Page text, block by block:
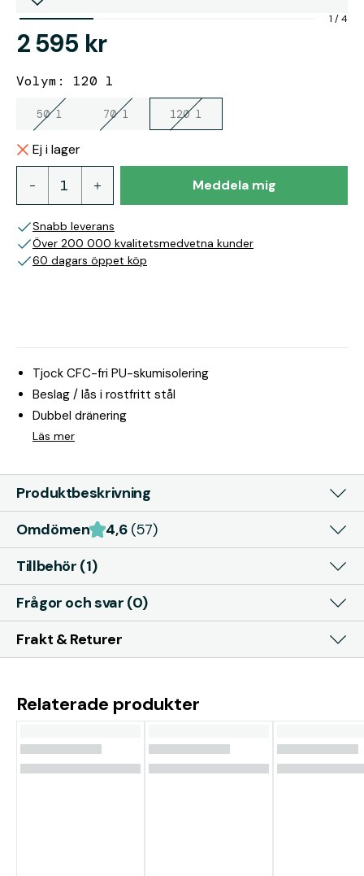
1 /4
2 595 kr
Volym: 120 l
50 l 70 l 120 l
Ej i lager
Meddela mig
Snabb leverans
Över 200 000 kvalitetsmedvetna kunder
60 dagars öppet köp
Tjock CFC-fri PU-skumisolering
Beslag / lås i rostfritt stål
Dubbel dränering
Läs mer
Produktbeskrivning
Omdömen
4,6 (57)
Tillbehör (1)
Frågor och svar (0)
Frakt & Returer
Relaterade produkter